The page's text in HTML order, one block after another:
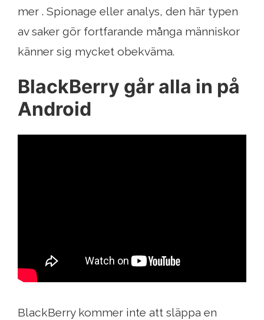
mer . Spionage eller analys, den här typen
av saker gör fortfarande många människor
känner sig mycket obekväma.
BlackBerry går alla in på
Android
BlackBerry kommer inte att släppa en